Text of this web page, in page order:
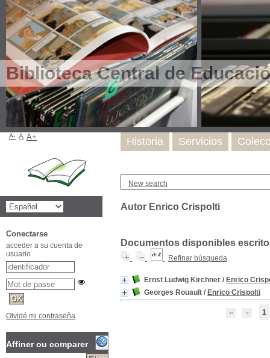
Biblioteca Central de
New search
Autor Enrico Crispolti
Documentos disponibles
Refinar búsqueda
Ernst Ludwig Kirchner / Enrico
Georges Rouault / Enrico Crispolti
1
Historia Servicios
A- A A+
Conectarse
acceder a su cuenta de
usuario
Olvidé mi contraseña
Affiner ou comparer